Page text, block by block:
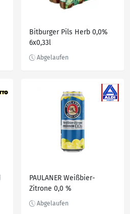
Bitburger Pils Herb 0,0%
6x0,33l
PAULANER Weißbier-
Zitrone 0,0 %